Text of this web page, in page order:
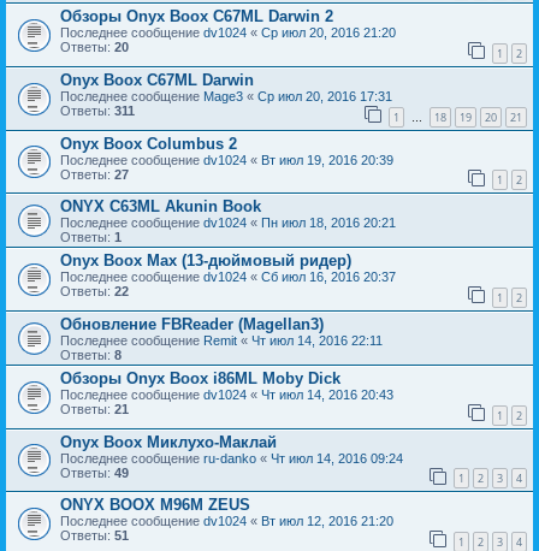
Обзоры Onyx Boox C67ML Darwin 2
Последнее сообщение dv1024 « Ср июл 20, 2016 21:20
Ответы: 20 1 2
Onyx Boox C67ML Darwin
Последнее сообщение Mage3 « Ср июл 20, 2016 17:31
Ответы: 311 1 … 18 19 20 21
Onyx Boox Columbus 2
Последнее сообщение dv1024 « Вт июл 19, 2016 20:39
Ответы: 27 1 2
ONYX C63ML Akunin Book
Последнее сообщение dv1024 « Пн июл 18, 2016 20:21
Ответы: 1
Onyx Boox Max (13-дюймовый ридер)
Последнее сообщение dv1024 « Сб июл 16, 2016 20:37
Ответы: 22 1 2
Обновление FBReader (Magellan3)
Последнее сообщение Remit « Чт июл 14, 2016 22:11
Ответы: 8
Обзоры Onyx Boox i86ML Moby Dick
Последнее сообщение dv1024 « Чт июл 14, 2016 20:43
Ответы: 21 1 2
Onyx Boox Миклухо-Маклай
Последнее сообщение ru-danko « Чт июл 14, 2016 09:24
Ответы: 49 1 2 3 4
ONYX BOOX M96M ZEUS
Последнее сообщение dv1024 « Вт июл 12, 2016 21:20
Ответы: 51 1 2 3 4